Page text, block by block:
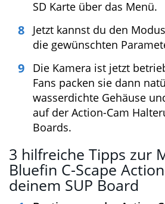
Schiebe eine geeignete
möglichst schnelle
Karte in den Schacht, bis
Schließe das USB-Kabel
Akku aufladen (siehe
Schalte die Kamera jetzt
sowie Uhrzeit ein und
Micro-SD Karte über das
Jetzt kannst du den
und die gewünschten
einstellen.